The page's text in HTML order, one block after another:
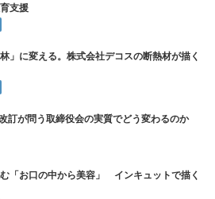
支援
」に変える。株式会社デコスの断熱材が描く
訂が問う取締役会の実質でどう変わるのか
「お口の中から美容」 インキュットで描く